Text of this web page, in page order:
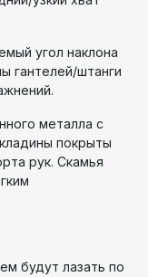
угол наклона
гантелей/штанги
металла с
покрыты
рук. Скамья
будут лазать по